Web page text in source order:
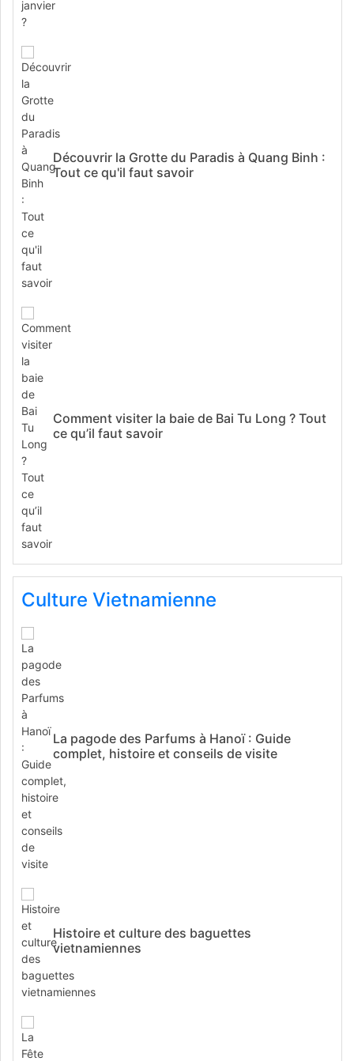
Découvrir la Grotte du Paradis à Quang Binh :
Tout ce qu'il faut savoir
Comment visiter la baie de Bai Tu Long ? Tout
ce qu’il faut savoir
Culture Vietnamienne
La pagode des Parfums à Hanoï : Guide
complet, histoire et conseils de visite
Histoire et culture des baguettes
vietnamiennes